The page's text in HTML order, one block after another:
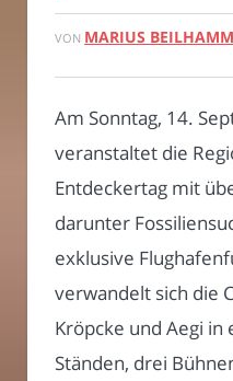
VON MARIUS
Am Sonntag, 14.
veranstaltet die
Entdeckertag mit
darunter
exklusive
verwandelt sich die
Kröpcke und Aegi
Ständen, drei